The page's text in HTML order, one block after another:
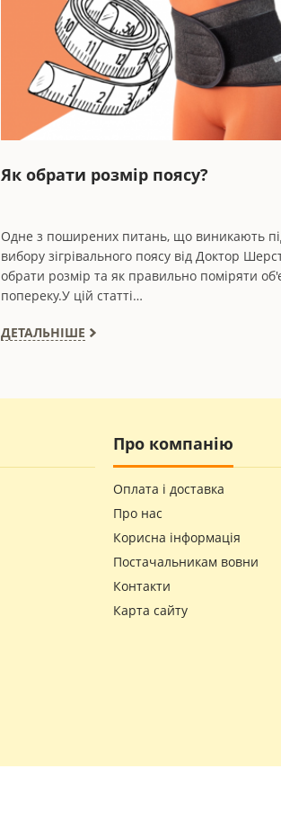
Як обрати розмір поясу?
Одне з поширених питань, що виникають
вибору зігрівального поясу від Доктор
обрати розмір та як правильно поміряти
попереку.У цій статті…
ДЕТАЛЬНІШЕ
Про компанію
Оплата і доставка
Про нас
Корисна інформація
Постачальникам вовни
Контакти
Карта сайту